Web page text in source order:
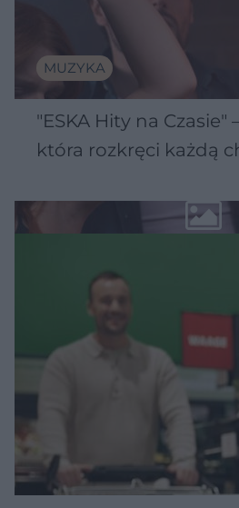
MUZYKA
"ESKA Hity na Czasie"
która rozkręci każdą